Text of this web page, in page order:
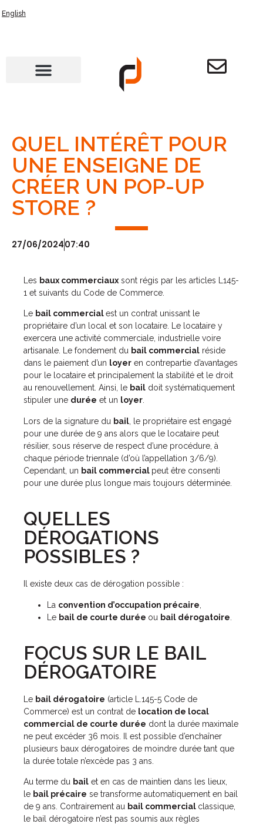
English
QUEL INTÉRÊT POUR
UNE ENSEIGNE DE
CRÉER UN POP-UP
STORE ?
27/06/202407:40
Les baux commerciaux sont régis par les articles L145-
1 et suivants du Code de Commerce.
Le bail commercialest un contrat unissant le
propriétaire d’un local et son locataire. Le locataire y
exercera une activité commerciale, industrielle voire
artisanale. Le fondement du bail commercial réside
dans le paiement d’un loyer en contrepartie d’avantages
pour le locataire et principalement la stabilité et le droit
au renouvellement. Ainsi, le bail doit systématiquement
stipuler une durée et un loyer.
Lors de la signature du bail , le propriétaire est engagé
pour une durée de 9 ans alors que le locataire peut
résilier, sous réserve de respect d’une procédure, à
chaque période triennale (d’où l’appellation 3/6/9).
Cependant, un bail commercial peut être consenti
pour une durée plus longue mais toujours déterminée.
QUELLES
DÉROGATIONS
POSSIBLES ?
Il existe deux cas de dérogation possible :
La convention d’occupation précaire
Le bail de courte durée ou bail dérogatoire
FOCUS SUR LE BAIL
DÉROGATOIRE
Le bail dérogatoire (article L.145-5 Code de
Commerce) est un contrat de location de local
commercial de courte durée dont la durée maximale
ne peut excéder 36 mois. Il est possible d’enchaîner
plusieurs baux dérogatoires de moindre durée tant que
la durée totale n’excède pas 3 ans.
Au terme du bail et en cas de maintien dans les lieux,
le bail précaire se transforme automatiquement en bail
de 9 ans. Contrairement au bail commercial classique,
le bail dérogatoire n’est pas soumis aux règles